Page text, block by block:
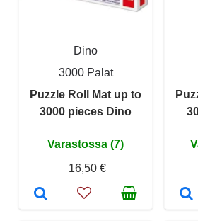
Dino
3000 Palat
Puzzle Roll Mat up to
3000 pieces Dino
Varastossa (7)
16,50 €